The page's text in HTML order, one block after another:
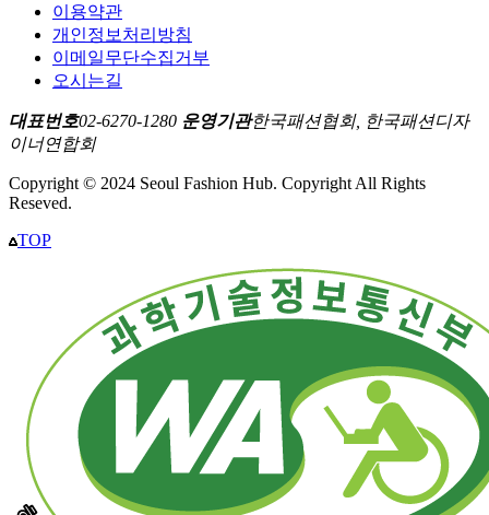
이용약관
개인정보처리방침
이메일무단수집거부
오시는길
대표번호02-6270-1280 운영기관한국패션협회, 한국패션디자
이너연합회
Copyright © 2024 Seoul Fashion Hub. Copyright All Rights
Reseved.
TOP